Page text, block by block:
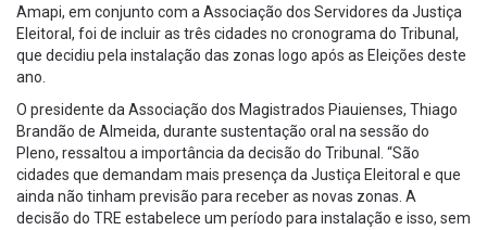
Amapi, em conjunto com a Associação dos Servidores da Justiça
Eleitoral, foi de incluir as três cidades no cronograma do Tribunal,
que decidiu pela instalação das zonas logo após as Eleições deste
ano.
O presidente da Associação dos Magistrados Piauienses, Thiago
Brandão de Almeida, durante sustentação oral na sessão do
Pleno, ressaltou a importância da decisão do Tribunal. “São
cidades que demandam mais presença da Justiça Eleitoral e que
ainda não tinham previsão para receber as novas zonas. A
decisão do TRE estabelece um período para instalação e isso, sem